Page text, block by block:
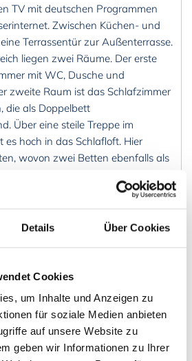
Details Über Cookies
Cookies
um Inhalte und Anzeigen zu
für soziale Medien anbieten
auf unsere Website zu
geben wir Informationen zu Ihrer
TV mit deutschen Programmen
Zwischen Küchen- und
Terrassentür zur Außenterrasse.
liegen zwei Räume. Der erste
mit WC, Dusche und
zweite Raum ist das Schlafzimmer
die als Doppelbett
Über eine steile Treppe im
es hoch in das Schlafloft. Hier
wovon zwei Betten ebenfalls als
und Gastronomie gibt es im Ort
entfernt.
"Byrum Strand" ist nur ca. 4
entfernt befindet sich der